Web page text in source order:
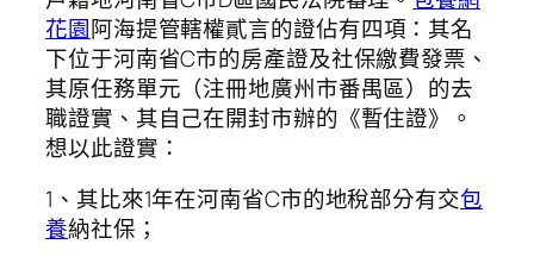
花園阿海提管轄權貳言的證佔有四項：其名
下位于河南省C市的房產證及社保繳費發票、
其原任務單元（注冊地廣州市番禺區）的去
職證實、其自己在開封市辦的《暫住證》。
想以此證實：
1、其比來1年在河南省C市的地稅部分有交包
養納社保；